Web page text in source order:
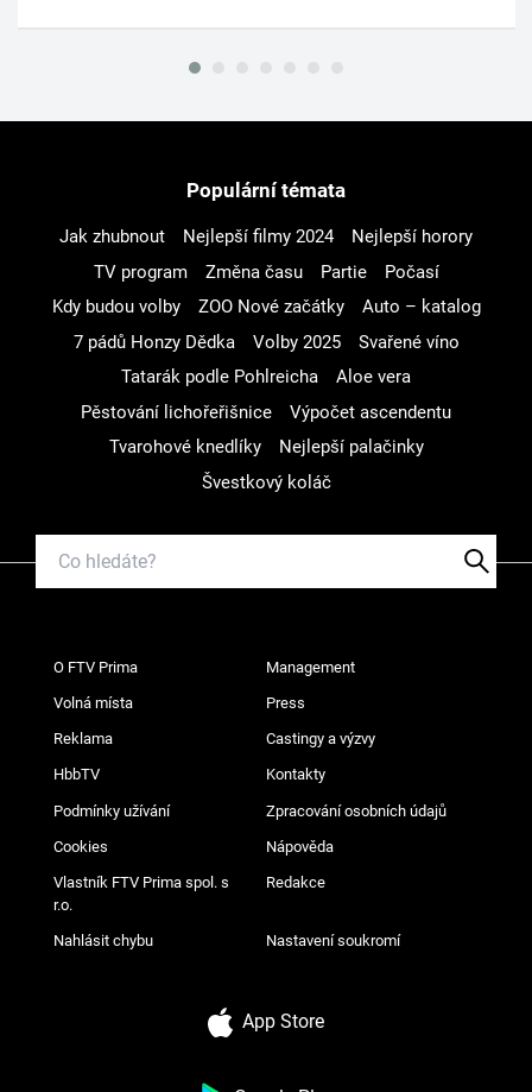
Populární témata
Jak zhubnout Nejlepší filmy 2024
Nejlepší horory
TV program
Změna času Partie
Počasí
Kdy budou volby
ZOO Nové začátky
Auto – katalog
7 pádů Honzy Dědka
Volby 2025
Svařené víno
Tatarák podle Pohlreicha
Aloe vera
Pěstování lichořeřišnice
Výpočet ascendentu
Tvarohové knedlíky
Nejlepší palačinky
Švestkový koláč
O FTV Prima Management
Volná místa Press
Reklama Castingy a výzvy
HbbTV Kontakty
Podmínky užívání Zpracování osobních údajů
Cookies Nápověda
Vlastník FTV Prima spol. s
r.o.
Redakce
Nahlásit chybu Nastavení soukromí
App Store